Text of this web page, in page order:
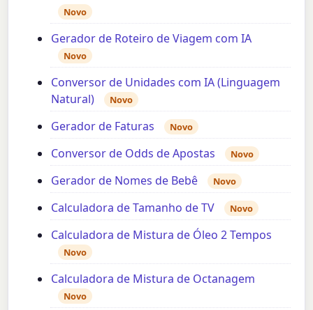
Novo
Gerador de Roteiro de Viagem com IA
Novo
Conversor de Unidades com IA (Linguagem
Natural)
Novo
Gerador de Faturas Novo
Conversor de Odds de Apostas Novo
Gerador de Nomes de Bebê Novo
Calculadora de Tamanho de TV Novo
Calculadora de Mistura de Óleo 2 Tempos
Novo
Calculadora de Mistura de Octanagem
Novo